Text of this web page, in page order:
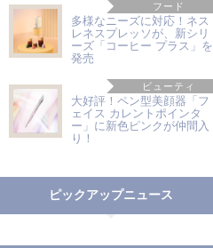
フード
多様なニーズに対応！ネス
レネスプレッソが、新シリ
ーズ「コーヒー プラス」を
発売
ビューティ
大好評！ペン型美顔器「フ
ェイス カレントポインタ
ー」に新色ピンクが仲間入
り！
ピックアップニュース